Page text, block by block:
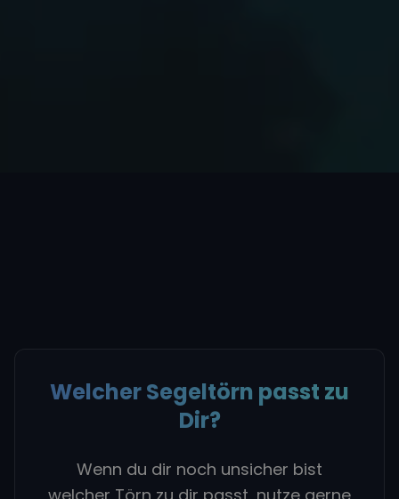
Welcher Segeltörn passt zu
Dir?
Wenn du dir noch unsicher bist